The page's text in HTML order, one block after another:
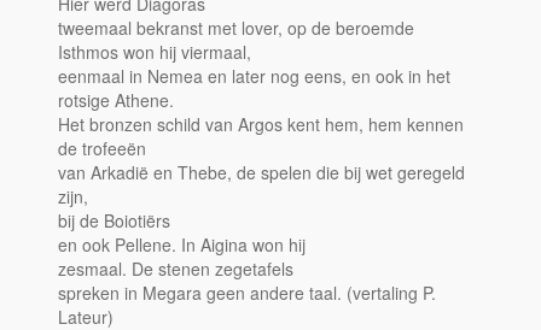
tweemaal bekranst met lover, op de beroemde
Isthmos won hij viermaal,
eenmaal in Nemea en later nog eens, en ook in het
rotsige Athene.
Het bronzen schild van Argos kent hem, hem kennen
de trofeeën
van Arkadië en Thebe, de spelen die bij wet geregeld
zijn,
bij de Boiotiërs
en ook Pellene. In Aigina won hij
zesmaal. De stenen zegetafels
spreken in Megara geen andere taal. (vertaling P.
Lateur)